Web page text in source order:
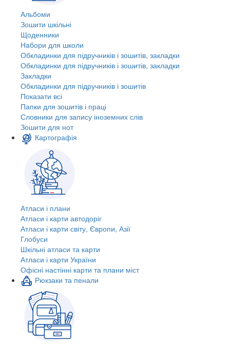
Альбоми
Зошити шкільні
Щоденники
Набори для школи
Обкладинки для підручників і зошитів, закладки
Обкладинки для підручників і зошитів, закладки
Закладки
Обкладинки для підручників і зошитів
Показати всі
Папки для зошитів і праці
Словники для запису іноземних слів
Зошити для нот
Картографія
Атласи і плани
Атласи і карти автодоріг
Атласи і карти світу, Європи, Азії
Глобуси
Шкільні атласи та карти
Атласи і карти України
Офісні настінні карти та плани міст
Рюкзаки та пенали